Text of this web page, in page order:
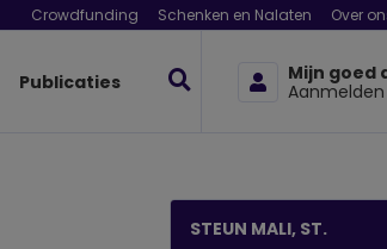
Crowdfunding Schenken en Nalaten Over
Publicaties
Mijn goed
STEUN MALI, ST.